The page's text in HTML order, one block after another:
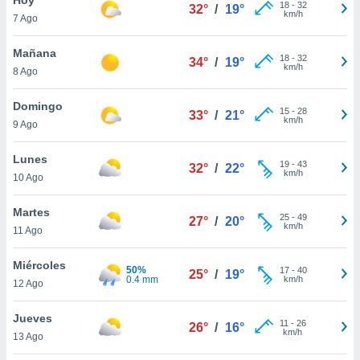
y
en
más
de
7 Ago
32° / 19° 18- 32
km/h
Mañana
8 Ago
34° / 19° 18- 32
km/h
Domingo
9 Ago
33° / 21° 15- 28
km/h
Lunes
10 Ago
32° / 22° 19- 43
km/h
Martes
11 Ago
27° / 20° 25- 49
km/h
Miércoles
12 Ago
50%
0.4 mm
25° / 19° 17- 40
km/h
Jueves
13 Ago
26° / 16° 11 - 26
km/h